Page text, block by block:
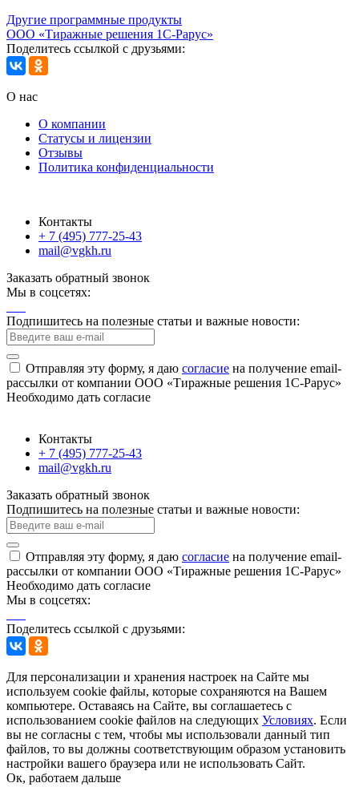
Другие программные продукты
ООО «Тиражные решения 1С-Рарус»
Поделитесь ссылкой с друзьями:
О нас
О компании
Статусы и лицензии
Отзывы
Политика конфиденциальности
Контакты
+ 7 (495) 777-25-43
mail@vgkh.ru
Заказать обратный звонок
Мы в соцсетях:
Подпишитесь на полезные статьи и важные новости:
Отправляя эту форму, я даю согласие на получение email-
рассылки от компании ООО «Тиражные решения 1С-Рарус»
Необходимо дать согласие
Контакты
+ 7 (495) 777-25-43
mail@vgkh.ru
Заказать обратный звонок
Подпишитесь на полезные статьи и важные новости:
Отправляя эту форму, я даю согласие на получение email-
рассылки от компании ООО «Тиражные решения 1С-Рарус»
Необходимо дать согласие
Мы в соцсетях:
Поделитесь ссылкой с друзьями:
Для персонализации и хранения настроек на Сайте мы
используем cookie файлы, которые сохраняются на Вашем
компьютере. Оставаясь на Сайте, вы соглашаетесь с
использованием cookie файлов на следующих Условиях. Если
вы не согласны с тем, чтобы мы использовали данный тип
файлов, то вы должны соответствующим образом установить
настройки вашего браузера или не использовать Сайт.
Ок, работаем дальше